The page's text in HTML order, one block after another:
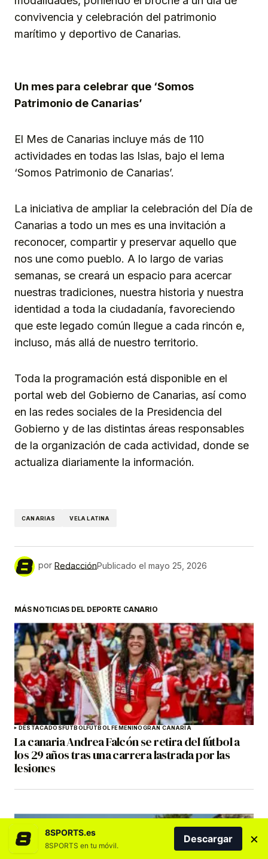
convivencia y celebración del patrimonio
marítimo y deportivo de Canarias.
Un mes para celebrar que ‘Somos
Patrimonio de Canarias’
El Mes de Canarias incluye más de 110
actividades en todas las Islas, bajo el lema
‘Somos Patrimonio de Canarias’.
La iniciativa de ampliar la celebración del Día de
Canarias a todo un mes es una invitación a
reconocer, compartir y preservar aquello que
nos une como pueblo. A lo largo de varias
semanas, se creará un espacio para acercar
nuestras tradiciones, nuestra historia y nuestra
identidad a toda la ciudadanía, favoreciendo
que este legado común llegue a cada rincón e,
incluso, más allá de nuestro territorio.
Toda la programación está disponible en el
portal web del Gobierno de Canarias, así como
en las redes sociales de la Presidencia del
Gobierno y de las distintas áreas responsables
de la organización de cada actividad, donde se
actualiza diariamente la información.
CANARIAS VELA LATINA
por RedacciónPublicado el mayo 25, 2026
MÁS NOTICIAS DEL DEPORTE CANARIO
DESTACADOS FÚTBOLFÚTBOL FEMENINOGRAN CANARIA
La canaria Andrea Falcón se retira del fútbol a
los 29 años tras una carrera lastrada por las
lesiones
8SPORTS.es
8SPORTS en tu móvil.
Descargar ×